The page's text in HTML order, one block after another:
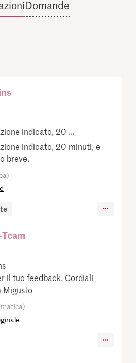
Domande
indicato, 20 ...
indicato, 20 minuti, è
breve.
il tuo feedback. Cordiali
Migusto